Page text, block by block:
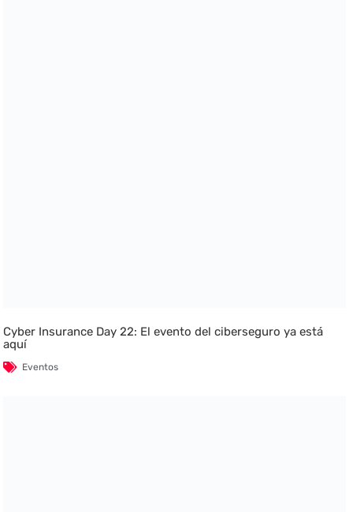
Cyber Insurance Day 22: El evento del ciberseguro ya está
aquí
Eventos